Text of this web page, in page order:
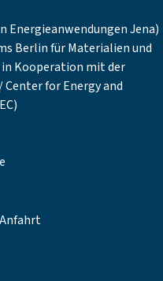
Jena)
Berlin für Materialien und
in Kooperation mit der
for Energy and